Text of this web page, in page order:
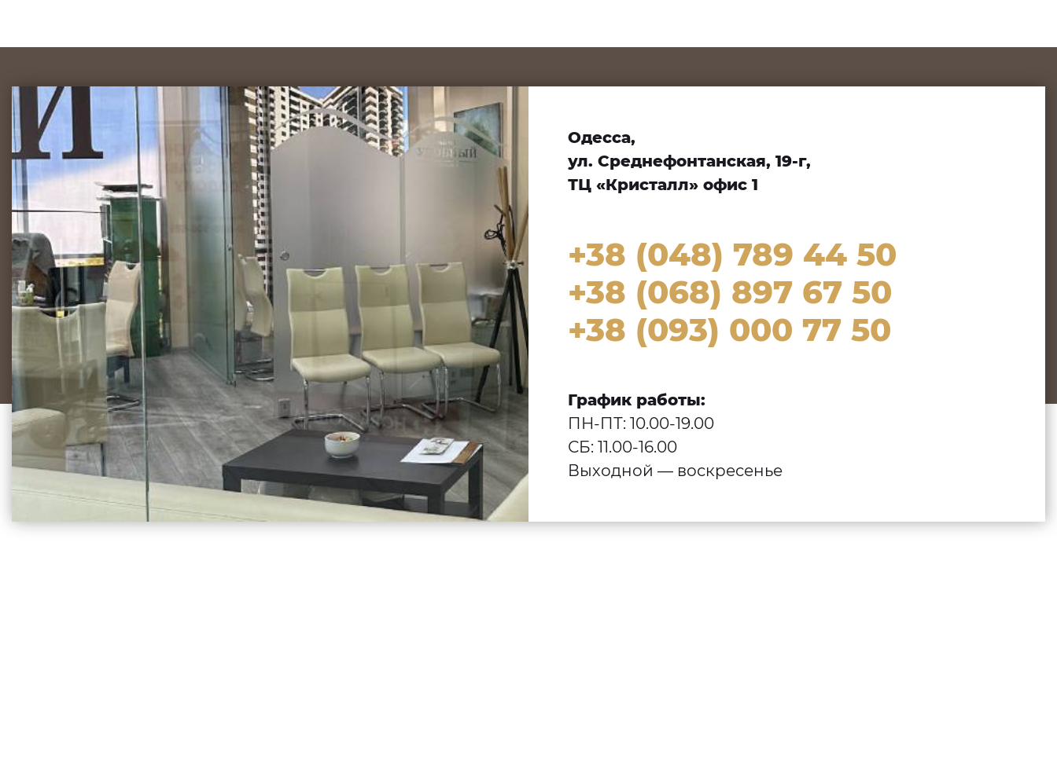
Одесса,
ул. Среднефонтанская, 19-г,
ТЦ «Кристалл» офис 1
+38 (048) 789 44 50
+38 (068) 897 67 50
+38 (093) 000 77 50
График работы:
ПН-ПТ: 10.00-19.00
СБ: 11.00-16.00
Выходной — воскресенье